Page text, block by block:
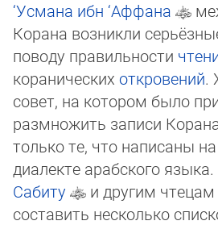
‘Усмана ибн ‘Аффана
Корана воз­ник­ли
поводу правильности
кораничес­ких откро­ве­ний.
совет, на кото­ром было
раз­мно­жить записи
только те, что напи­са­ны
диа­лек­те араб­ско­го языка.
Сабиту
и другим
сос­та­вить нес­коль­ко